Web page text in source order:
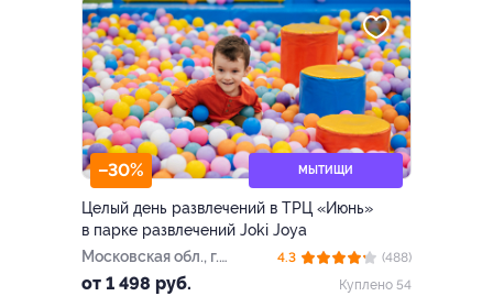
–30% МЫТИЩИ
Целый день развлечений в ТРЦ «Июнь»
в парке развлечений Joki Joya
Московская обл., г.
Мытищи, ул. Мира, д. 51
от 1 498 руб.
4.3
(488)
Куплено 54